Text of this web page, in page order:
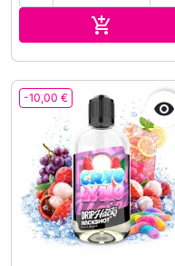

-10,00 € 